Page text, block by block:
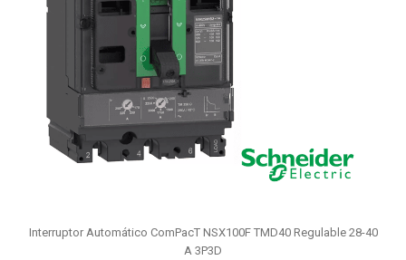
Interruptor Automático ComPacT NSX100F TMD40 Regulable 28-40
A 3P3D